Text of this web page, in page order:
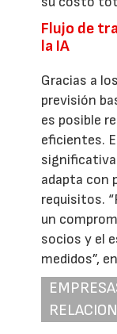
Flujo de
la IA
Gracias a
previsión
es posible
eficientes.
adapta con
requisitos.
un
socios y el
medidos”,